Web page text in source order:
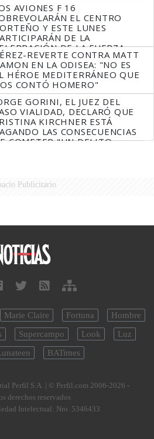
AVIONES F 16
EL CENTRO
Y ESTE LUNES
DE LA
DE LA FUERZA
REVERTE CONTRA MATT
EN LA ODISEA: "NO ES
HÉROE MEDITERRÁNEO QUE
CONTÓ HOMERO"
GORINI, EL JUEZ DEL
VIALIDAD, DECLARÓ QUE
KIRCHNER ESTÁ
LAS CONSECUENCIAS
COMETER "UN DELITO
Publicitario
Marie Claire Fortuna
Hombre
Supercampo Look
Luz
BATimes
Perfil S.A. | © Perfil.com 2006-2026 -
derechos reservados
Intelectual: Nro. 5346433